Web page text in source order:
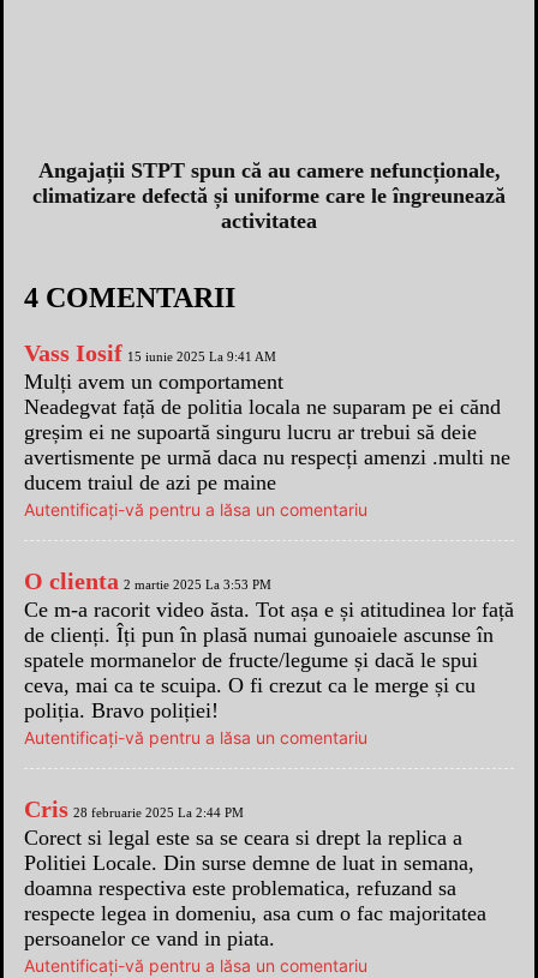
Angajații STPT spun că au camere nefuncționale,
climatizare defectă și uniforme care le îngreunează
activitatea
4 COMENTARII
Vass Iosif 15 iunie 2025 La 9:41 AM
Mulți avem un comportament
Neadegvat față de politia locala ne suparam pe ei cănd
greșim ei ne supoartă singuru lucru ar trebui să deie
avertismente pe urmă daca nu respecți amenzi .multi ne
ducem traiul de azi pe maine
Autentificați-vă pentru a lăsa un comentariu
O clienta 2 martie 2025 La 3:53 PM
Ce m-a racorit video ăsta. Tot așa e și atitudinea lor față
de clienți. Îți pun în plasă numai gunoaiele ascunse în
spatele mormanelor de fructe/legume și dacă le spui
ceva, mai ca te scuipa. O fi crezut ca le merge și cu
poliția. Bravo poliției!
Autentificați-vă pentru a lăsa un comentariu
Cris 28 februarie 2025 La 2:44 PM
Corect si legal este sa se ceara si drept la replica a
Politiei Locale. Din surse demne de luat in semana,
doamna respectiva este problematica, refuzand sa
respecte legea in domeniu, asa cum o fac majoritatea
persoanelor ce vand in piata.
Autentificați-vă pentru a lăsa un comentariu